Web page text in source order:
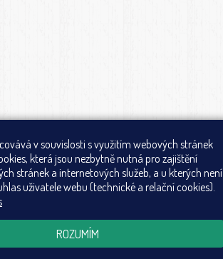
v souvislosti s využitím webových stránek
která jsou nezbytně nutná pro zajištění
stránek a internetových služeb, a u kterých není
uživatele webu (technické a relační cookies).
ROZUMÍM